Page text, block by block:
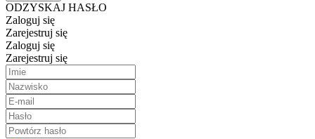
ODZYSKAJ HASŁO
Zaloguj się
Zarejestruj się
Zaloguj się
Zarejestruj się